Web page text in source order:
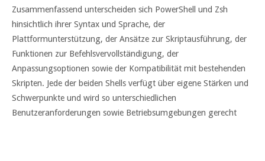
Zusammenfassend unterscheiden sich PowerShell und Zsh
hinsichtlich ihrer Syntax und Sprache, der
Plattformunterstützung, der Ansätze zur Skriptausführung, der
Funktionen zur Befehlsvervollständigung, der
Anpassungsoptionen sowie der Kompatibilität mit bestehenden
Skripten. Jede der beiden Shells verfügt über eigene Stärken und
Schwerpunkte und wird so unterschiedlichen
Benutzeranforderungen sowie Betriebsumgebungen gerecht